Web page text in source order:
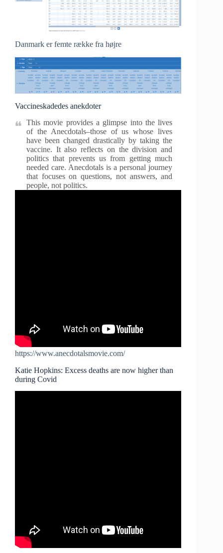
Danmark er femte række fra højre
Vaccineskadedes anekdoter
This movie provides a glimpse into the lives
of the Anecdotals–those of us whose lives
have been changed drastically by taking the
vaccine. It also reflects on the division and
politics that prevents us from getting much
needed care. Anecdotals is a personal journey
that focuses on questions, not answers, and
people, not politics.
https://www.anecdotalsmovie.com/
Katie Hopkins: Excess deaths are now higher than
during Covid